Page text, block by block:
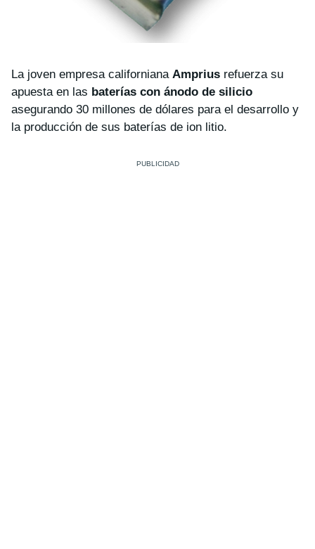
La joven empresa californiana Amprius refuerza su
apuesta en las baterías con ánodo de silicio
asegurando 30 millones de dólares para el desarrollo y
la producción de sus baterías de ion litio.